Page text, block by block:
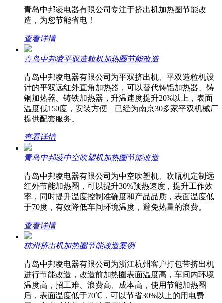
青岛中邦凌电器有限公司专注于挤出机加热圈节能改
造，为您节能省电！
查看详情
青岛中邦凌平双造粒机加热圈节能改造
青岛中邦凌电器有限公司为平双挤出机、平双造粒机设
计的平双远红外直角加热器，可以替代铸铝加热器、铸
铜加热器、铸铁加热器，升温速度提升20%以上，表面
温度低150度，安装方便，已经为南京30多家平双机械厂
提供配套服务。
查看详情
青岛中邦凌中空吹塑机加热圈节能改造
青岛中邦凌电器有限公司为中空吹塑机、吹瓶机定制远
红外节能加热圈，可以提升30%预热速度，提升工作效
率，同时提升温度控制准确度和产品品质，表面温度低
于70度，有效降低车间环境温度，避免热量的浪费。
查看详情
杭州挤出机加热圈节能改造案例
青岛中邦凌电器有限公司为浙江杭州客户打包带挤出机
进行节能改造，改造前加热圈表面温度高，车间内环境
温度高，招工难、浪费高、成本高，使用节能加热圈
后，表面温度低于70℃，可以节省30%以上的用电费